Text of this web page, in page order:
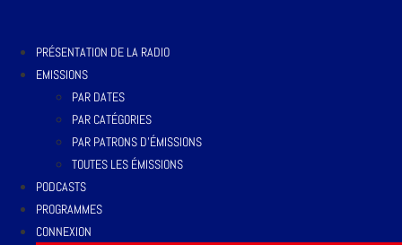
PRÉSENTATION DE LA RADIO
EMISSIONS
PAR DATES
PAR CATÉGORIES
PAR PATRONS D’ÉMISSIONS
TOUTES LES ÉMISSIONS
PODCASTS
PROGRAMMES
CONNEXION